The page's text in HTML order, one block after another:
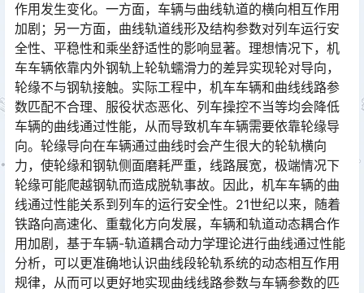
作用发生变化。一方面，车辆与曲线轨道的横向相互作用
加剧；另一方面，曲线轨道线形及结构参数对列车运行安
全性、平稳性和乘坐舒适性的影响显著。理想情况下，机
车车辆依靠内外钢轨上轮轨蠕滑力的差异实现轮对导向，
轮缘不与钢轨接触。实际工程中，机车车辆和曲线线路参
数匹配不合理、服役状态恶化、列车操控不当等均会降低
车辆的曲线通过性能，从而导致机车车辆需要依靠轮缘导
向。轮缘导向在车辆通过曲线时会产生很大的轮轨横向
力，使轮缘和钢轨侧面磨耗严重，线路展宽，极端情况下
轮缘可能爬越钢轨而造成脱轨事故。因此，机车车辆的曲
线通过性能关系到列车的运行安全性。21世纪以来，随着
铁路向高速化、重载化方向发展，车辆和轨道动态耦合作
用加剧，基于车辆-轨道耦合动力学理论进行曲线通过性能
分析，可以更准确地认识曲线段轮轨系统的动态相互作用
规律，从而可以更好地实现曲线线路参数与车辆参数的匹